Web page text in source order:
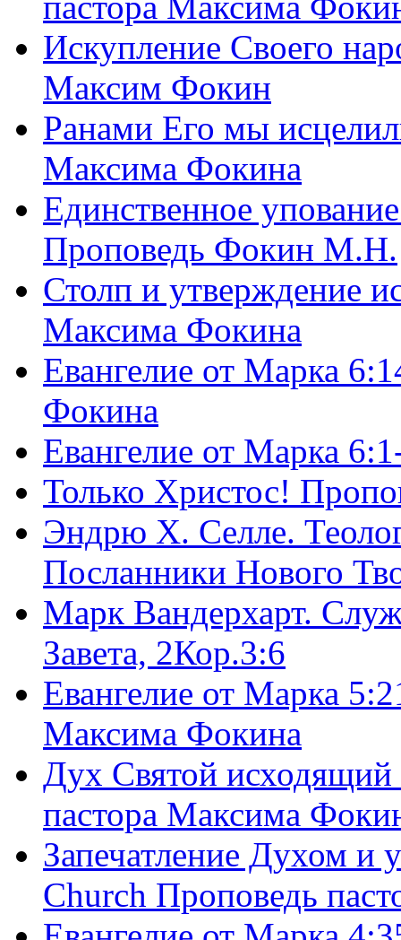
Искупление Своего
Максим Фокин
Ранами Его мы
Максима Фокина
Единственное
Проповедь Фокин М.Н.
Столп и утверждение
Максима Фокина
Евангелие от Марка
Фокина
Евангелие от Марка
Только Христос!
Эндрю Х. Селле.
Посланники Нового
Марк Вандерхарт.
Завета, 2Кор.3:6
Евангелие от Марка
Максима Фокина
Дух Святой
пастора Максима
Запечатление Духом и
Church Проповедь